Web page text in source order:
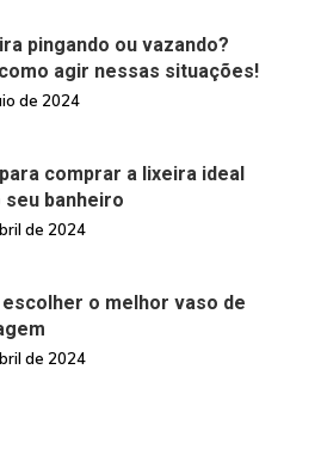
pingando ou vazando?
agir nessas situações!
de 2024
comprar a lixeira ideal
seu banheiro
de 2024
escolher o melhor vaso de
de 2024